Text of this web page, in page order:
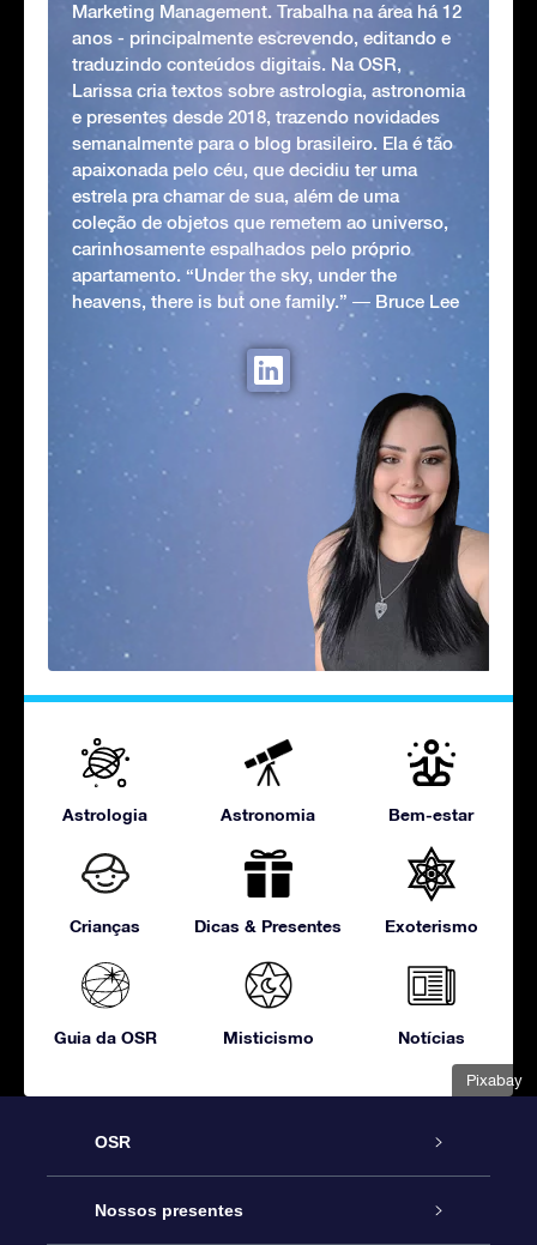
Pixabay
Marketing Management. Trabalha na área há 12
anos - principalmente escrevendo, editando e
traduzindo conteúdos digitais. Na OSR,
Larissa cria textos sobre astrologia, astronomia
e presentes desde 2018, trazendo novidades
semanalmente para o blog brasileiro. Ela é tão
apaixonada pelo céu, que decidiu ter uma
estrela pra chamar de sua, além de uma
coleção de objetos que remetem ao universo,
carinhosamente espalhados pelo próprio
apartamento. “Under the sky, under the
heavens, there is but one family.” ― Bruce Lee
Astrologia Astronomia Bem-estar
Crianças Dicas & Presentes Exoterismo
Guia da OSR Misticismo Notícias
OSR
Serviço
Nossos presentes